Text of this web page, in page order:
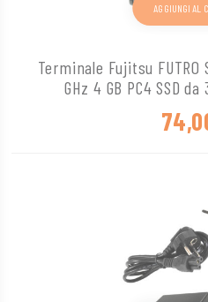
Terminale Fujitsu FUTRO
GHz 4 GB PC4 SSD
AGGIUNGI AL